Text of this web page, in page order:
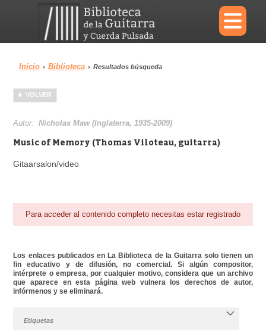
×
Menu
Biblioteca Diccionario
Inicio › Biblioteca › Resultados búsqueda
VOLVER
Autor:Nicholas Maw (Inglaterra, 1935-2009)
Music of Memory (Thomas Viloteau, guitarra)
Gitaarsalon/video
Para acceder al contenido completo necesitas estar registrado
Los enlaces publicados en La Biblioteca de la Guitarra solo tienen un
fin educativo y de difusión, no comercial. Si algún compositor,
intérprete o empresa, por cualquier motivo, considera que un archivo
que aparece en esta página web vulnera los derechos de autor,
infórmenos y se eliminará.
Etiquetas